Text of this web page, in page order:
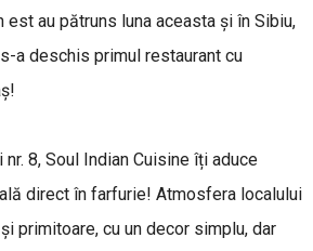
au pătruns luna aceasta și în Sibiu,
a deschis primul restaurant cu
8, Soul Indian Cuisine îți aduce
direct în farfurie! Atmosfera localului
primitoare, cu un decor simplu, dar